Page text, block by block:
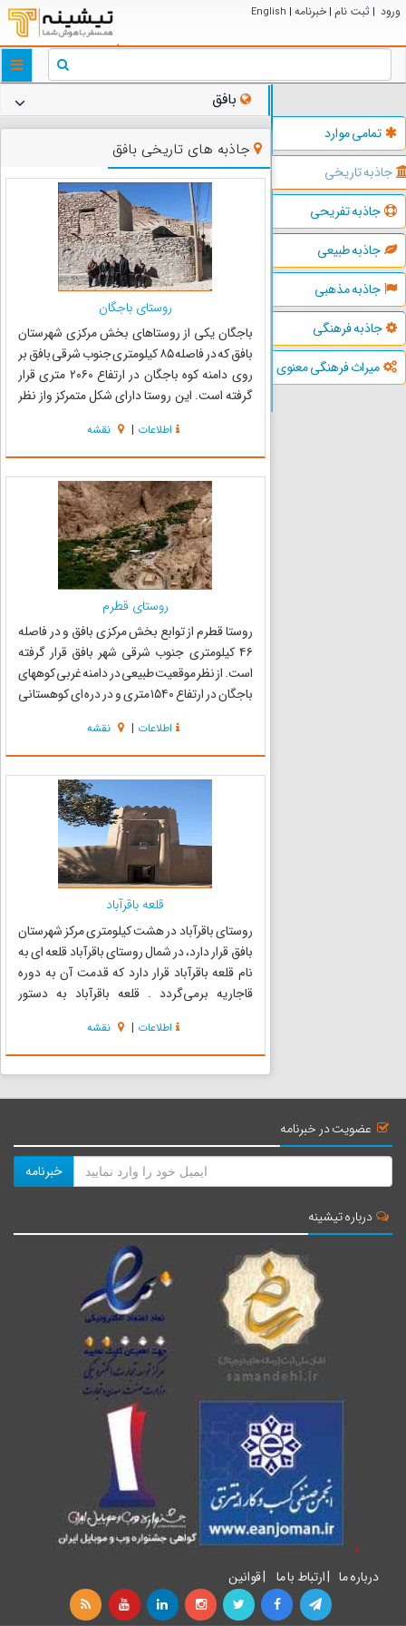
ورود | ثبت نام | خبرنامه |
English
تمامی موارد
جاذبه تاریخی
جاذبه تفریحی
جاذبه طبیعی
جاذبه مذهبی
جاذبه فرهنگی
میراث فرهنگی معنوی
بافق
جاذبه های تاریخی بافق
روستای باجگان
باجگان یکی از روستاهای بخش مرکزی شهرستان
بافق که در فاصله ۸۵ کیلومتری جنوب شرقی بافق بر
روی دامنه کوه باجگان در ارتفاع ۲۰۶۰ متری قرار
گرفته است. این روستا دارای شکل متمرکز واز نظر
وجه تسمیه باجگان : تاکنون در رابطه با وجه تسمیه
باجگان اظهار ن...
اطلاعات | نقشه
روستای قطرم
روستا قطرم از توابع بخش مرکزی بافق و در فاصله
۴۶ کیلومتری جنوب شرقی شهر بافق قرار گرفته
است. از نظر موقعیت طبیعی در دامنه غربی کوههای
باجگان در ارتفاع ۱۵۴۰ متری و در دره ای کوهستانی
متناسب با شکل دره به وجود آمده و مزارع باغات
منازل مسکونی در دا...
اطلاعات | نقشه
قلعه باقرآباد
روستای باقرآباد در هشت کیلومتری مرکز شهرستان
بافق قرار دارد، در شمال روستای باقرآباد قلعه ای به
نام قلعه باقرآباد قرار دارد که قدمت آن به دوره
قاجاریه برمی‌گردد . قلعه باقرآباد به دستور
شد. این قلعه در سه مرحله بنا شده، ابتدا برج شمالی
که محل...
اطلاعات | نقشه
عضویت در خبرنامه
خبرنامه
درباره تیشینه
درباره ما |ارتباط با ما |قوانین